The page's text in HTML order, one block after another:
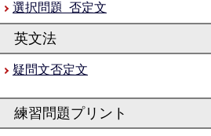
選択問題_否定文
疑問文否定文